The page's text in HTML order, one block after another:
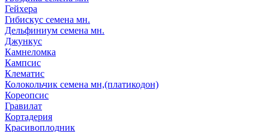
Гейхера
Гибискус семена мн.
Дельфиниум семена мн.
Джункус
Камнеломка
Кампсис
Клематис
Колокольчик семена мн,(платикодон)
Кореопсис
Гравилат
Кортадерия
Красивоплодник